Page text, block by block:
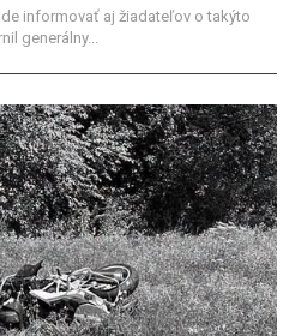
informovať aj žiadateľov o takýto
generálny...